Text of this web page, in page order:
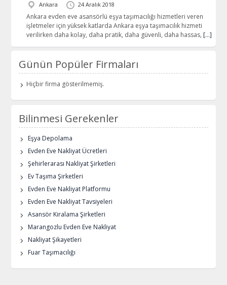
Ankara 24 Aralık 2018
Ankara evden eve asansörlü eşya taşımacılığı hizmetleri veren
işletmeler için yüksek katlarda Ankara eşya taşımacılık hizmeti
verilirken daha kolay, daha pratik, daha güvenli, daha hassas, […]
Günün Popüler Firmaları
Hiçbir firma gösterilmemiş.
Bilinmesi Gerekenler
Eşya Depolama
Evden Eve Nakliyat Ücretleri
Şehirlerarası Nakliyat Şirketleri
Ev Taşıma Şirketleri
Evden Eve Nakliyat Platformu
Evden Eve Nakliyat Tavsiyeleri
Asansör Kiralama Şirketleri
Marangozlu Evden Eve Nakliyat
Nakliyat Şikayetleri
Fuar Taşımacılığı